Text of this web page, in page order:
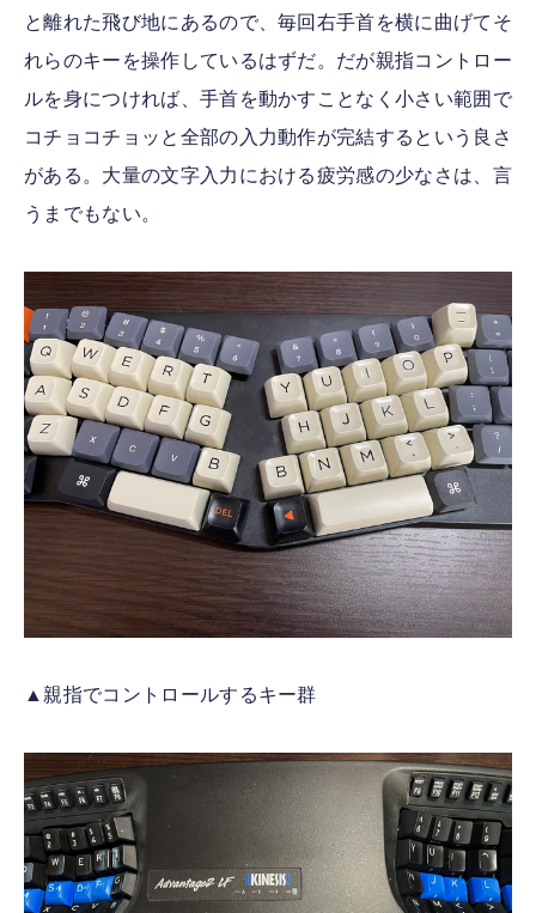
と離れた飛び地にあるので、毎回右手首を横に曲げてそ
れらのキーを操作しているはずだ。だが親指コントロー
ルを身につければ、手首を動かすことなく小さい範囲で
コチョコチョッと全部の入力動作が完結するという良さ
がある。大量の文字入力における疲労感の少なさは、言
うまでもない。
▲親指でコントロールするキー群